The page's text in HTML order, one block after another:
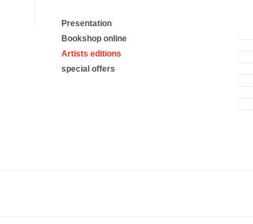
Presentation
Bookshop online
Artists editions
special offers